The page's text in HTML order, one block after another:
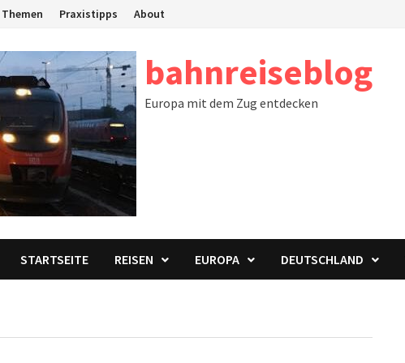
Themen Praxistipps About
bahnreiseblog
Europa mit dem Zug entdecken
STARTSEITE REISEN EUROPA DEUTSCHLAND